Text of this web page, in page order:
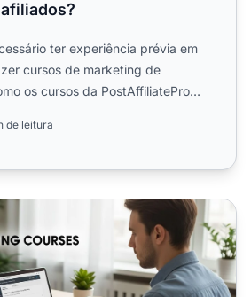
ter experiência prévia em
cursos de marketing de
os cursos da PostAffiliatePro
de leitura
de Afiliados São Indicados para